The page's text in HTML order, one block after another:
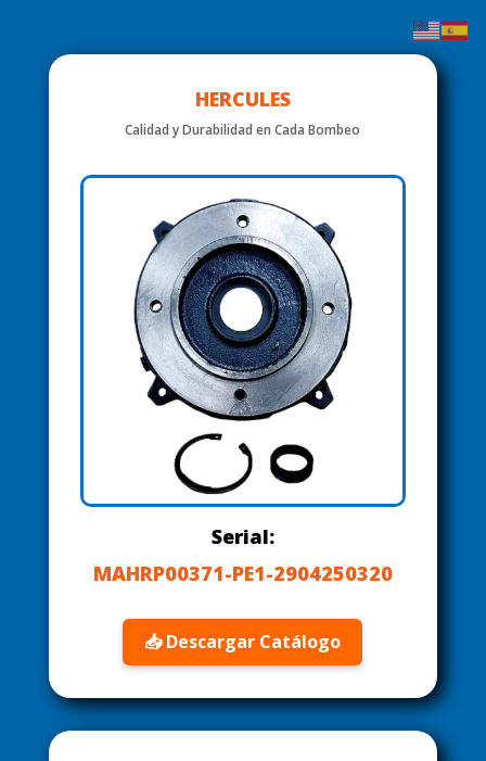
HERCULES
Calidad y Durabilidad en Cada Bombeo
Serial:
MAHRP00371-PE1-2904250320
📥 Descargar Catálogo